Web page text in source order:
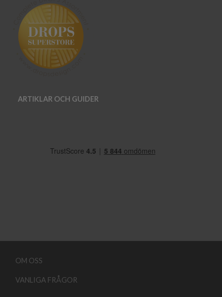
ARTIKLAR OCH GUIDER
OM OSS
VANLIGA FRÅGOR